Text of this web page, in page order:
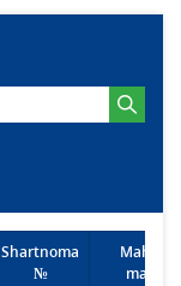
Shartnoma
№
markasi